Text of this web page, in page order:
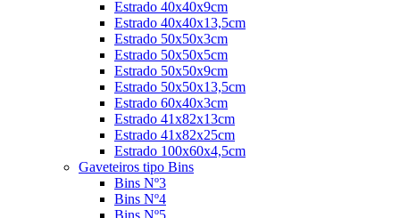
Estrado 40x40x9cm
Estrado 40x40x13,5cm
Estrado 50x50x3cm
Estrado 50x50x5cm
Estrado 50x50x9cm
Estrado 50x50x13,5cm
Estrado 60x40x3cm
Estrado 41x82x13cm
Estrado 41x82x25cm
Estrado 100x60x4,5cm
Gaveteiros tipo Bins
Bins Nº3
Bins Nº4
Bins Nº5